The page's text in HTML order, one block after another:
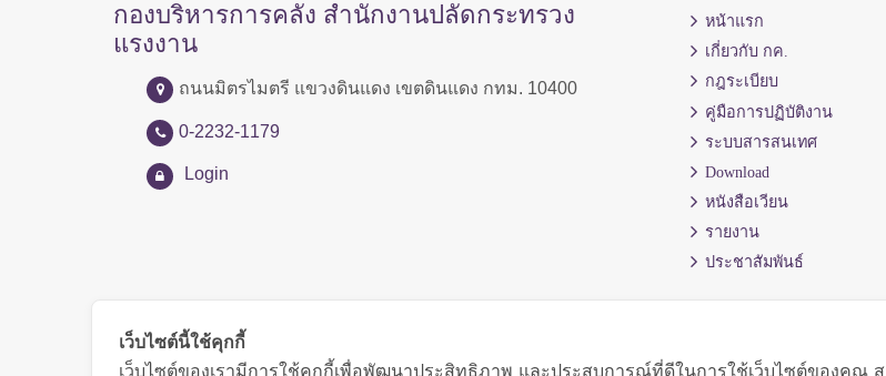
กองบริหารการคลัง สำนักงานปลัดกระทรวง
แรงงาน
ถนนมิตรไมตรี แขวงดินแดง เขตดินแดง กทม. 10400
0-2232-1179
Login
หน้าแรก
เกี่ยวกับ กค.
กฎระเบียบ
คู่มือการปฏิบัติงาน
ระบบสารสนเทศ
Download
หนังสือเวียน
รายงาน
ประชาสัมพันธ์
เว็บไซต์นี้ใช้คุกกี้
เว็บไซต์ของเรามีการใช้คุกกี้เพื่อพัฒนาประสิทธิภาพ และประสบการณ์ที่ดีในการใช้เว็บไซต์ของคุ